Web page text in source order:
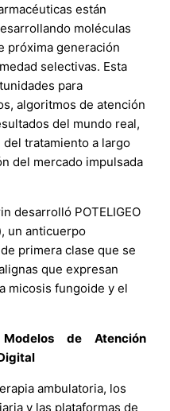
están
moléculas
próxima generación
selectivas. Esta
para
algoritmos de atención
del mundo real,
tratamiento a largo
del mercado impulsada
desarrolló POTELIGEO
un anticuerpo
primera clase que se
que expresan
micosis fungoide y el
de Atención
ambulatoria, los
y las plataformas de